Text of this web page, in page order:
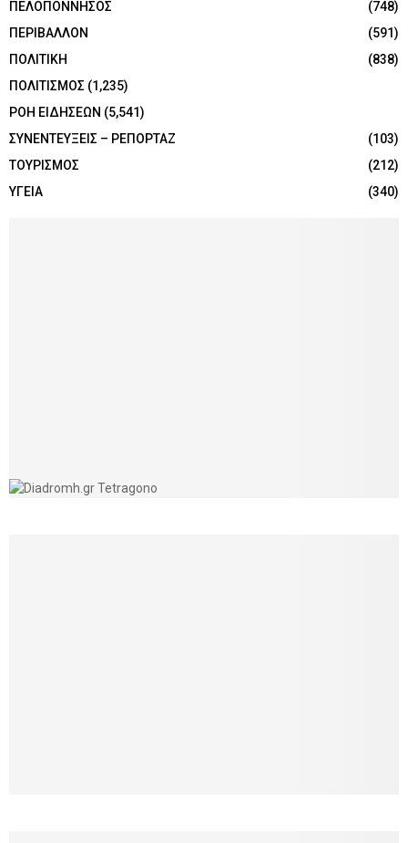
ΠΕΛΟΠΟΝΝΗΣΟΣ
(748)
ΠΕΡΙΒΑΛΛΟΝ
(591)
ΠΟΛΙΤΙΚΗ
(838)
ΠΟΛΙΤΙΣΜΟΣ (1,235)
ΡΟΗ ΕΙΔΗΣΕΩΝ (5,541)
ΣΥΝΕΝΤΕΥΞΕΙΣ – ΡΕΠΟΡΤΑΖ
(103)
ΤΟΥΡΙΣΜΟΣ
(212)
ΥΓΕΙΑ
(340)